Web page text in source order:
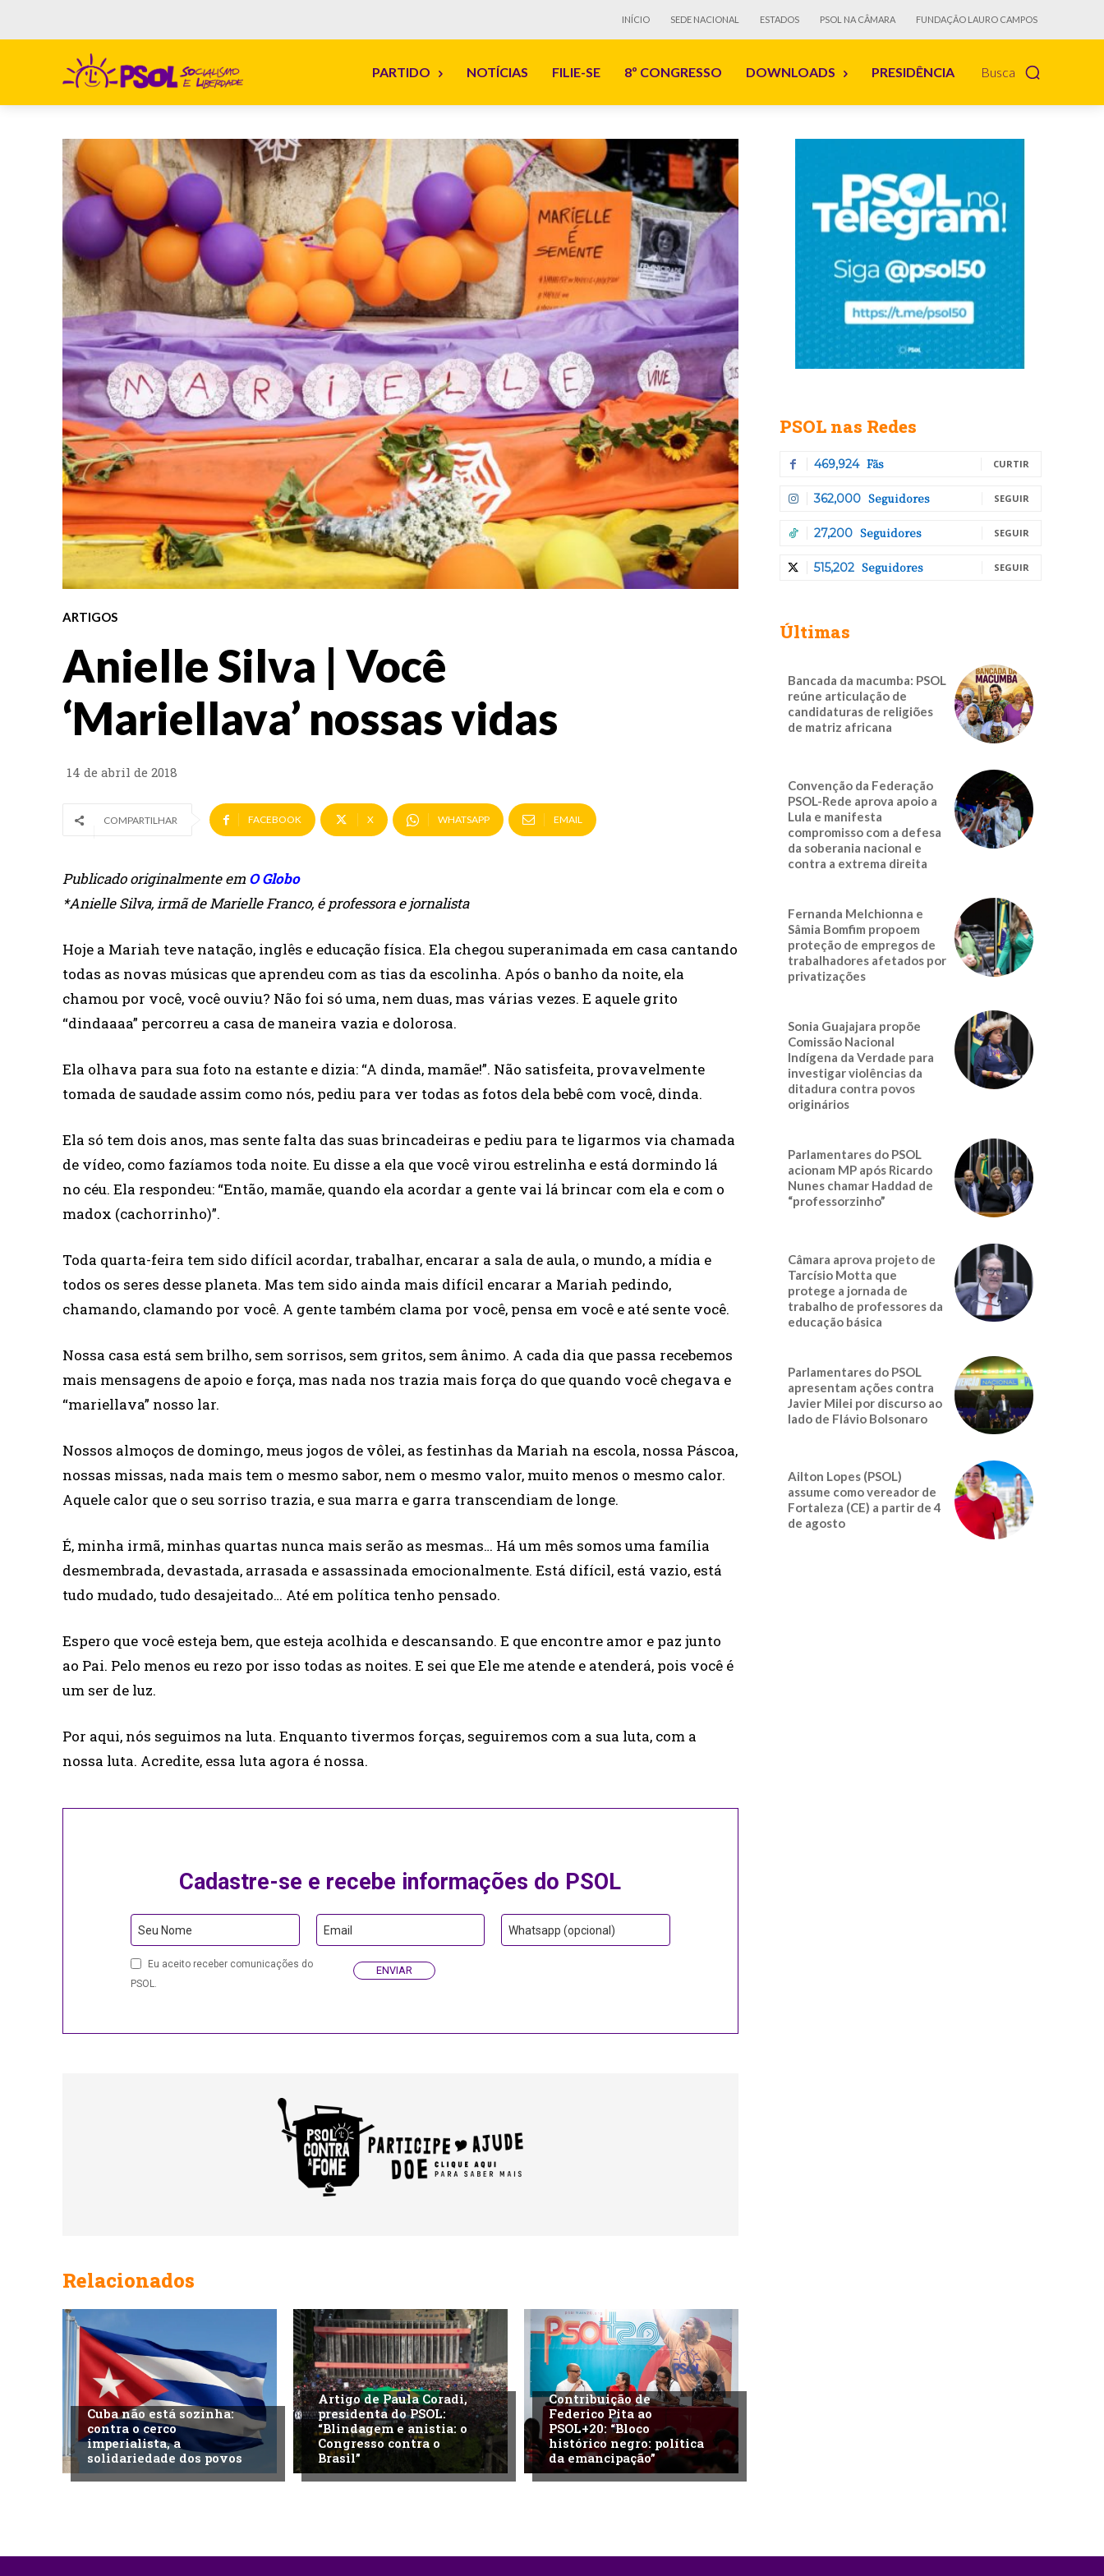
INÍCIO SEDE NACIONAL ESTADOS PSOL NA CÂMARA FUNDAÇÃO LAURO CAMPOS
Busca
PARTIDO NOTÍCIAS FILIE-SE 8º CONGRESSO DOWNLOADS PRESIDÊNCIA
ARTIGOS
Anielle Silva | Você
‘Mariellava’ nossas vidas
14 de abril de 2018
COMPARTILHAR FACEBOOK X WHATSAPP EMAIL
Publicado originalmente em O Globo
*Anielle Silva, irmã de Marielle Franco, é professora e jornalista
Hoje a Mariah teve natação, inglês e educação física. Ela chegou superanimada em casa cantando
todas as novas músicas que aprendeu com as tias da escolinha. Após o banho da noite, ela
chamou por você, você ouviu? Não foi só uma, nem duas, mas várias vezes. E aquele grito
“dindaaaa” percorreu a casa de maneira vazia e dolorosa.
Ela olhava para sua foto na estante e dizia: “A dinda, mamãe!”. Não satisfeita, provavelmente
tomada de saudade assim como nós, pediu para ver todas as fotos dela bebê com você, dinda.
Ela só tem dois anos, mas sente falta das suas brincadeiras e pediu para te ligarmos via chamada
de vídeo, como fazíamos toda noite. Eu disse a ela que você virou estrelinha e está dormindo lá
no céu. Ela respondeu: “Então, mamãe, quando ela acordar a gente vai lá brincar com ela e com o
madox (cachorrinho)”.
Toda quarta-feira tem sido difícil acordar, trabalhar, encarar a sala de aula, o mundo, a mídia e
todos os seres desse planeta. Mas tem sido ainda mais difícil encarar a Mariah pedindo,
chamando, clamando por você. A gente também clama por você, pensa em você e até sente você.
Nossa casa está sem brilho, sem sorrisos, sem gritos, sem ânimo. A cada dia que passa recebemos
mais mensagens de apoio e força, mas nada nos trazia mais força do que quando você chegava e
“mariellava” nosso lar.
Nossos almoços de domingo, meus jogos de vôlei, as festinhas da Mariah na escola, nossa Páscoa,
nossas missas, nada mais tem o mesmo sabor, nem o mesmo valor, muito menos o mesmo calor.
Aquele calor que o seu sorriso trazia, e sua marra e garra transcendiam de longe.
É, minha irmã, minhas quartas nunca mais serão as mesmas… Há um mês somos uma família
desmembrada, devastada, arrasada e assassinada emocionalmente. Está difícil, está vazio, está
tudo mudado, tudo desajeitado… Até em política tenho pensado.
Espero que você esteja bem, que esteja acolhida e descansando. E que encontre amor e paz junto
ao Pai. Pelo menos eu rezo por isso todas as noites. E sei que Ele me atende e atenderá, pois você é
um ser de luz.
Por aqui, nós seguimos na luta. Enquanto tivermos forças, seguiremos com a sua luta, com a
nossa luta. Acredite, essa luta agora é nossa.
Cadastre-se e recebe informações do PSOL
Contact
Email
Seu Nome Email Whatsapp (opcional)
Eu aceito receber comunicações do
PSOL.
ENVIAR
Relacionados
Cuba não está sozinha:
contra o cerco
imperialista, a
solidariedade dos povos
Artigo de Paula Coradi,
presidenta do PSOL:
“Blindagem e anistia: o
Congresso contra o
Brasil”
Contribuição de
Federico Pita ao
PSOL+20: “Bloco
histórico negro: política
da emancipação”
PSOL nas Redes
469,924 Fãs CURTIR
362,000 Seguidores SEGUIR
27,200 Seguidores SEGUIR
515,202 Seguidores SEGUIR
Últimas
Bancada da macumba: PSOL
reúne articulação de
candidaturas de religiões
de matriz africana
Convenção da Federação
PSOL-Rede aprova apoio a
Lula e manifesta
compromisso com a defesa
da soberania nacional e
contra a extrema direita
Fernanda Melchionna e
Sâmia Bomfim propoem
proteção de empregos de
trabalhadores afetados por
privatizações
Sonia Guajajara propõe
Comissão Nacional
Indígena da Verdade para
investigar violências da
ditadura contra povos
originários
Parlamentares do PSOL
acionam MP após Ricardo
Nunes chamar Haddad de
“professorzinho”
Câmara aprova projeto de
Tarcísio Motta que
protege a jornada de
trabalho de professores da
educação básica
Parlamentares do PSOL
apresentam ações contra
Javier Milei por discurso ao
lado de Flávio Bolsonaro
Ailton Lopes (PSOL)
assume como vereador de
Fortaleza (CE) a partir de 4
de agosto